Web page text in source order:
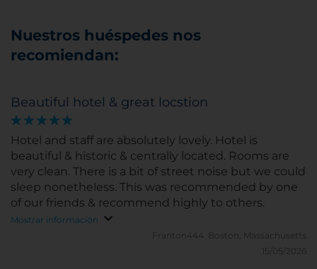
Nuestros huéspedes nos
recomiendan:
Beautiful hotel & great locstion
Hotel and staff are absolutely lovely. Hotel is
beautiful & historic & centrally located. Rooms are
very clean. There is a bit of street noise but we could
sleep nonetheless. This was recommended by one
of our friends & recommend highly to others.
Mostrar información
Franton444.
Boston, Massachusetts
15/05/2026